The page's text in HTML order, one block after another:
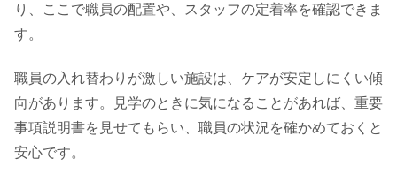
り、ここで職員の配置や、スタッフの定着率を確認できま
す。
職員の入れ替わりが激しい施設は、ケアが安定しにくい傾
向があります。見学のときに気になることがあれば、重要
事項説明書を見せてもらい、職員の状況を確かめておくと
安心です。